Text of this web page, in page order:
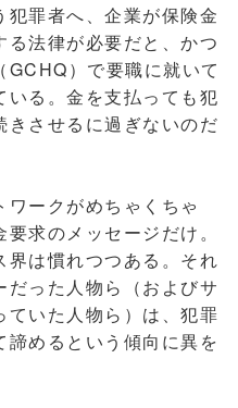
罪者へ、企業が保険金
法律が必要だと、かつ
）で要職に就いて
いる。金を支払っても犯
させるに過ぎないのだ
ークがめちゃくちゃ
求のメッセージだけ。
界は慣れつつある。それ
った人物ら（およびサ
ていた人物ら）は、犯罪
めるという傾向に異を